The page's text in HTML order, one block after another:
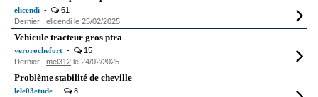
elicendi -
61
Dernier : elicendi le 25/02/2025
Vehicule tracteur gros ptra
verorochefort -
15
Dernier : mel312 le 24/02/2025
Problème stabilité de cheville
lele03etude -
8